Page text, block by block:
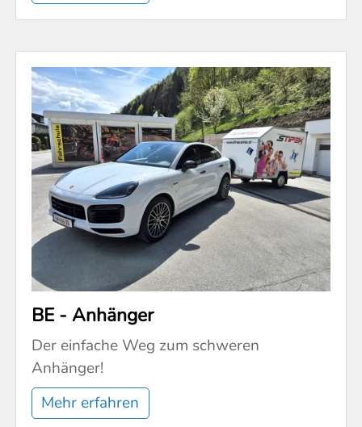
BE - Anhänger
Der einfache Weg zum schweren
Anhänger!
Mehr erfahren